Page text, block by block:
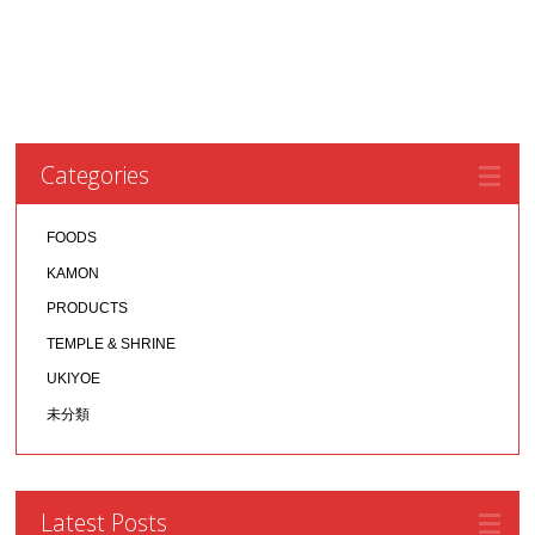
Categories
FOODS
KAMON
PRODUCTS
TEMPLE & SHRINE
UKIYOE
未分類
Latest Posts